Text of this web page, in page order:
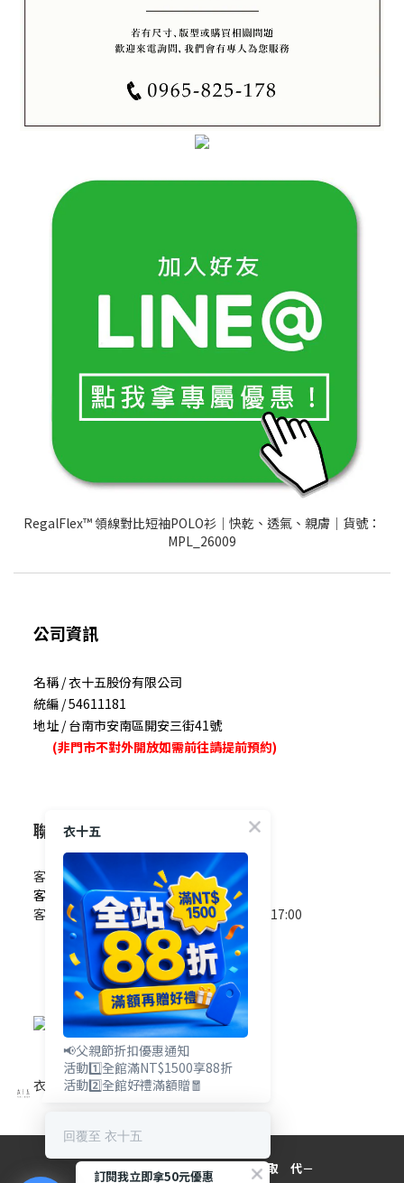
RegalFlex™ 領線對比短袖POLO衫｜快乾、透氣、親膚│貨號：
MPL_26009
公司資訊
名稱 / 衣十五股份有限公司
統編 / 54611181
地址 / 台南市安南區開安三街41號
(非門市不對外開放如需前往請提前預約)
聯絡我們
客服電話 / 0965-825-178
客服信箱 / service@e15.com.tw
客服時間 / 週一至週五09:00~12:00/13:00~17:00
(國定假日除外)
衣十五網站地圖
－目 光 所 在 ， 無 可 取 代－
衣十五
📢父親節折扣優惠通知
活動1️⃣全館滿NT$1500享88折
活動2️⃣全館好禮滿額贈🧧
回覆至 衣十五
訂閱我立即拿50元優惠